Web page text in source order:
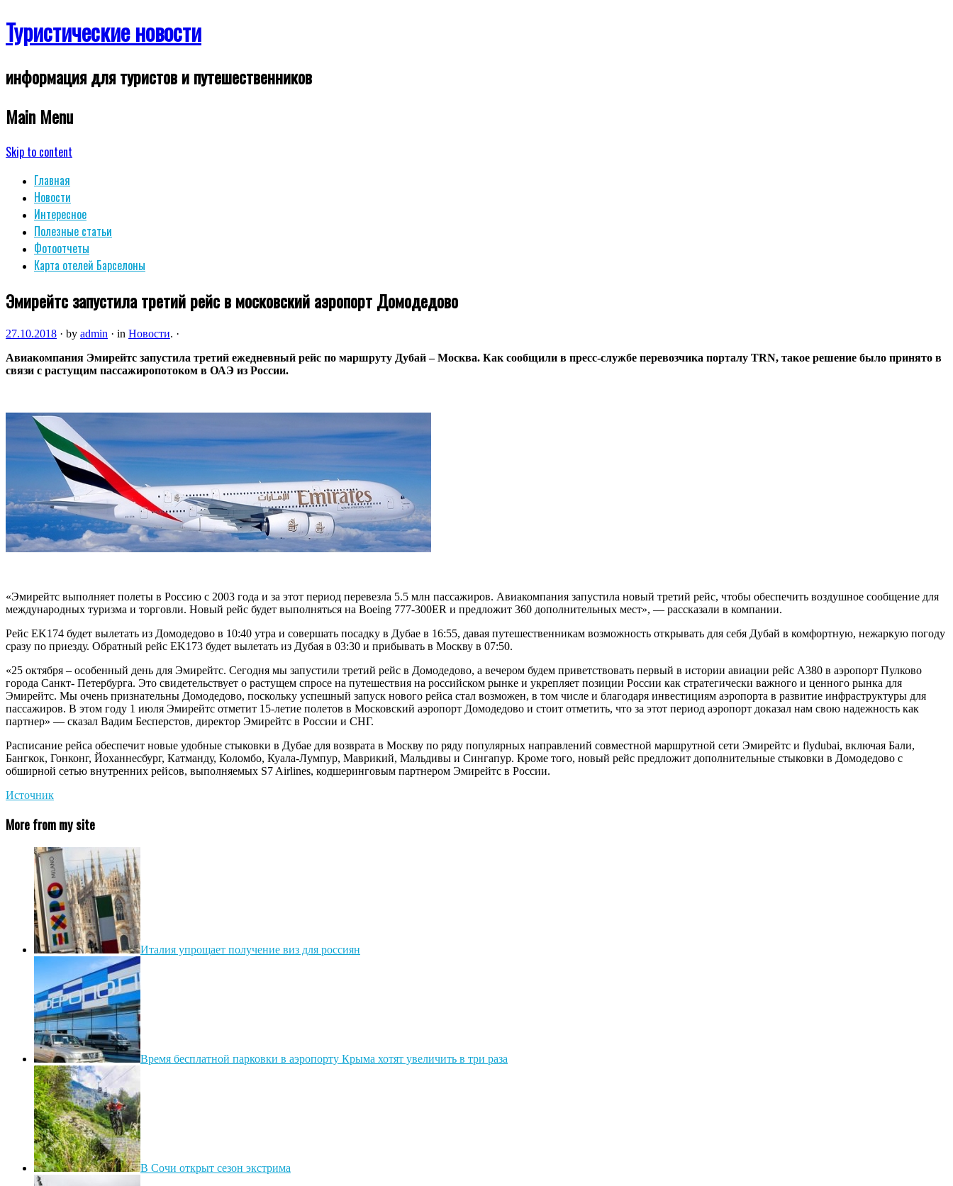
Туристические новости
информация для туристов и путешественников
Main Menu
Skip to content
Главная
Новости
Интересное
Полезные статьи
Фотоотчеты
Карта отелей Барселоны
Эмирейтс запустила третий рейс в московский аэропорт Домодедово
27.10.2018 · by admin · in Новости. ·
Авиакомпания Эмирейтс запустила третий ежедневный рейс по маршруту Дубай – Москва. Как сообщили в пресс-службе перевозчика порталу TRN, такое решение было принято в
связи с растущим пассажиропотоком в ОАЭ из России.
«Эмирейтс выполняет полеты в Россию с 2003 года и за этот период перевезла 5.5 млн пассажиров. Авиакомпания запустила новый третий рейс, чтобы обеспечить воздушное сообщение для
международных туризма и торговли. Новый рейс будет выполняться на Boeing 777-300ER и предложит 360 дополнительных мест», — рассказали в компании.
Рейс EK174 будет вылетать из Домодедово в 10:40 утра и совершать посадку в Дубае в 16:55, давая путешественникам возможность открывать для себя Дубай в комфортную, нежаркую погоду
сразу по приезду. Обратный рейс EK173 будет вылетать из Дубая в 03:30 и прибывать в Москву в 07:50.
«25 октября – особенный день для Эмирейтс. Сегодня мы запустили третий рейс в Домодедово, а вечером будем приветствовать первый в истории авиации рейс А380 в аэропорт Пулково
города Санкт- Петербурга. Это свидетельствует о растущем спросе на путешествия на российском рынке и укрепляет позиции России как стратегически важного и ценного рынка для
Эмирейтс. Мы очень признательны Домодедово, поскольку успешный запуск нового рейса стал возможен, в том числе и благодаря инвестициям аэропорта в развитие инфраструктуры для
пассажиров. В этом году 1 июля Эмирейтс отметит 15-летие полетов в Московский аэропорт Домодедово и стоит отметить, что за этот период аэропорт доказал нам свою надежность как
партнер» — сказал Вадим Бесперстов, директор Эмирейтс в России и СНГ.
Расписание рейса обеспечит новые удобные стыковки в Дубае для возврата в Москву по ряду популярных направлений совместной маршрутной сети Эмирейтс и flydubai, включая Бали,
Бангкок, Гонконг, Йоханнесбург, Катманду, Коломбо, Куала-Лумпур, Маврикий, Мальдивы и Сингапур. Кроме того, новый рейс предложит дополнительные стыковки в Домодедово с
обширной сетью внутренних рейсов, выполняемых S7 Airlines, кодшеринговым партнером Эмирейтс в России.
Источник
More from my site
Италия упрощает получение виз для россиян
Время бесплатной парковки в аэропорту Крыма хотят увеличить в три раза
В Сочи открыт сезон экстрима